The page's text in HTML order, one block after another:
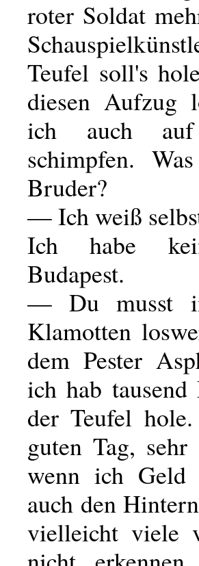
roter Soldat
Teufel soll's
diesen Aufzug
ich auch auf
schimpfen.
Bruder?
— Ich weiß
Ich habe
Budapest.
— Du musst
Klamotten
dem Pester
ich hab tausend
der Teufel
guten Tag,
wenn ich Geld
auch den
vielleicht viele